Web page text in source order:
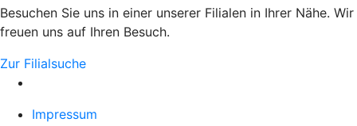
Besuchen Sie uns in einer unserer Filialen in Ihrer Nähe. Wir
freuen uns auf Ihren Besuch.
Zur Filialsuche
Impressum